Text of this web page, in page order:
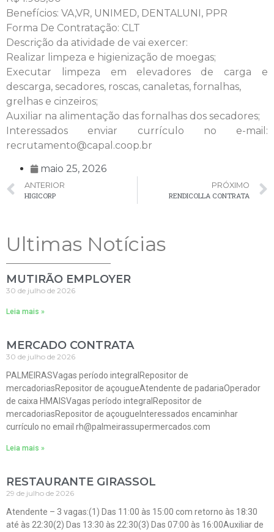
Benefícios: VA,VR, UNIMED, DENTALUNI, PPR
Forma De Contratação: CLT
Descrição da atividade de vai exercer:
Realizar limpeza e higienização de moegas;
Executar limpeza em elevadores de carga e
descarga, secadores, roscas, canaletas, fornalhas,
grelhas e cinzeiros;
Auxiliar na alimentação das fornalhas dos secadores;
Interessados enviar currículo no e-mail:
recrutamento@capal.coop.br
maio 25, 2026
ANTERIOR
HIGICORP
PRÓXIMO
RENDICOLLA CONTRATA
Ultimas Notícias
MUTIRÃO EMPLOYER
30 de julho de 2026
Leia mais »
MERCADO CONTRATA
30 de julho de 2026
PALMEIRASVagas período integralRepositor de
mercadoriasRepositor de açougueAtendente de padariaOperador
de caixa HMAISVagas período integralRepositor de
mercadoriasRepositor de açougueInteressados encaminhar
currículo no email rh@palmeirassupermercados.com
Leia mais »
RESTAURANTE GIRASSOL
29 de julho de 2026
Atendente – 3 vagas:(1) Das 11:00 às 15:00 com retorno às 18:30
até às 22:30(2) Das 13:30 às 22:30(3) Das 07:00 às 16:00Auxiliar de